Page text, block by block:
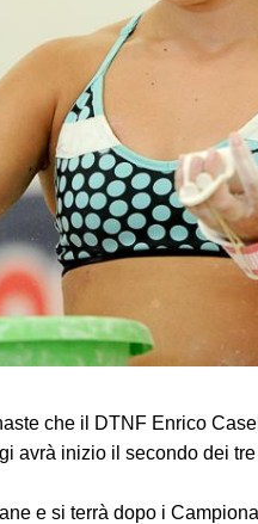
che il DTNF Enrico
avrà inizio il secondo dei
e si terrà dopo i